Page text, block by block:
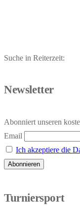
Suche in Reiterzeit:
Newsletter
Abonniert unseren
Email
Ich akzeptiere die
Turniersport